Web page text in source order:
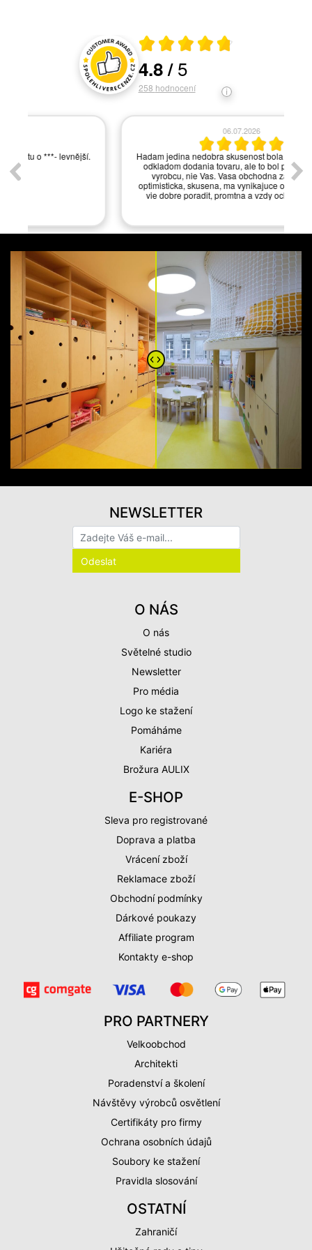
Hodnocení a recenze zákazníků
Průměrné hodnocení 4.8 z 5
4.8/5
258 hodnocení
Hadam jedina nedobra skusenost bola s viacnasobnym
odkladom dodania tovaru, ale to bol problem zrejme
vyrobcu, nie Vas. Vasa obchodna zastupkyna je
optimisticka, skusena, ma vynikajuce odborne znalosti,
vie dobre poradit, promtna a vzdy ochotna pomoct.
O NÁS
O nás
Světelné studio
Newsletter
Pro média
Logo ke stažení
Pomáháme
Kariéra
Brožura AULIX
E-SHOP
Sleva pro registrované
Doprava a platba
Vrácení zboží
Reklamace zboží
Obchodní podmínky
Dárkové poukazy
Affiliate program
Kontakty e-shop
PRO PARTNERY
Velkoobchod
Architekti
Poradenství a školení
Návštěvy výrobců osvětlení
Certifikáty pro firmy
Ochrana osobních údajů
Soubory ke stažení
Pravidla slosování
OSTATNÍ
Zahraničí
NEWSLETTER